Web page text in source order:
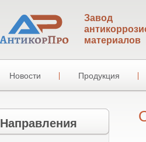
Завод
материалов
Новости Продукция
Направления